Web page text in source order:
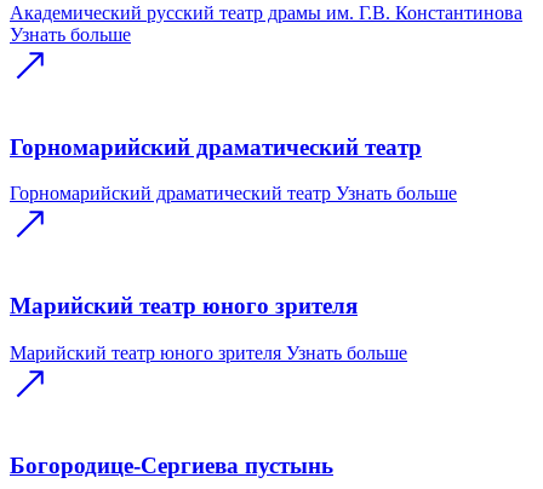
Академический русский театр драмы им. Г.В. Константинова
Узнать больше
Горномарийский драматический театр
Горномарийский драматический театр Узнать больше
Марийский театр юного зрителя
Марийский театр юного зрителя Узнать больше
Богородице-Сергиева пустынь